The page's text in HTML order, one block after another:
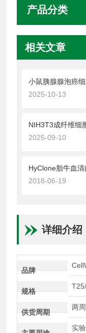
产品分类
相关文章
小鼠胰腺腺泡癌
2025-10-13
NIH3T3成纤维细
2025-09-10
HyClone胎牛血
2018-06-19
详细介绍
品牌
规格
供货周期
两周
实验